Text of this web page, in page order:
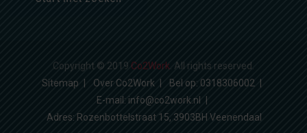
Copyright © 2019 Co2Work . All rights reserved.
Sitemap
Over Co2Work
Bel op: 0318306002
E-mail: info@co2work.nl
Adres: Rozenbottelstraat 15, 3903BH Veenendaal